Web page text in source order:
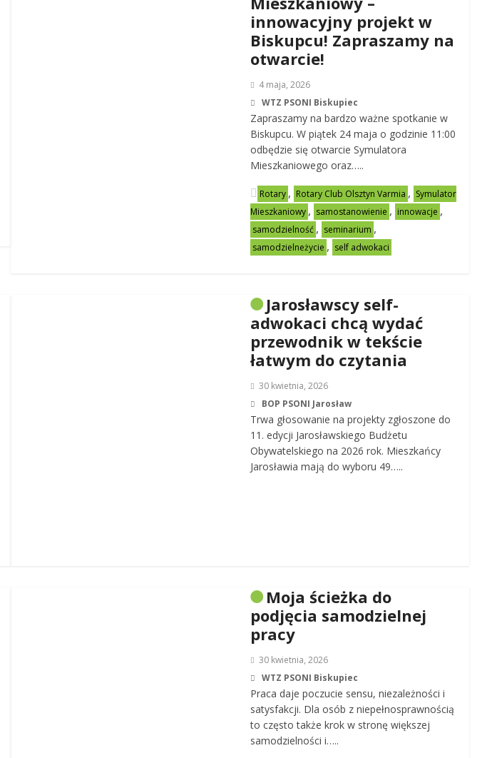
innowacyjny projekt w
Biskupcu! Zapraszamy na
otwarcie!
4 maja, 2026
WTZ PSONI Biskupiec
Zapraszamy na bardzo ważne spotkanie w
Biskupcu. W piątek 24 maja o godzinie 11:00
odbędzie się otwarcie Symulatora
Mieszkaniowego oraz…..
Rotary , Rotary Club Olsztyn Varmia , Symulator
Mieszkaniowy , samostanowienie , innowacje ,
samodzielność , seminarium ,
samodzielneżycie , self adwokaci
Jarosławscy self-
adwokaci chcą wydać
przewodnik w tekście
łatwym do czytania
30 kwietnia, 2026
BOP PSONI Jarosław
Trwa głosowanie na projekty zgłoszone do
11. edycji Jarosławskiego Budżetu
Obywatelskiego na 2026 rok. Mieszkańcy
Jarosławia mają do wyboru 49…..
Moja ścieżka do
podjęcia samodzielnej
pracy
30 kwietnia, 2026
WTZ PSONI Biskupiec
Praca daje poczucie sensu, niezależności i
satysfakcji. Dla osób z niepełnosprawnością
to często także krok w stronę większej
samodzielności i…..